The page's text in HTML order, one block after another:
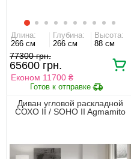
Длина:
266 см
Глубина:
266 см
Высота:
88 см
77300 грн.
65600 грн.
Економ 11700 ₴
Диван угловой раскладной
СОХО II / SOHO II Agmamito